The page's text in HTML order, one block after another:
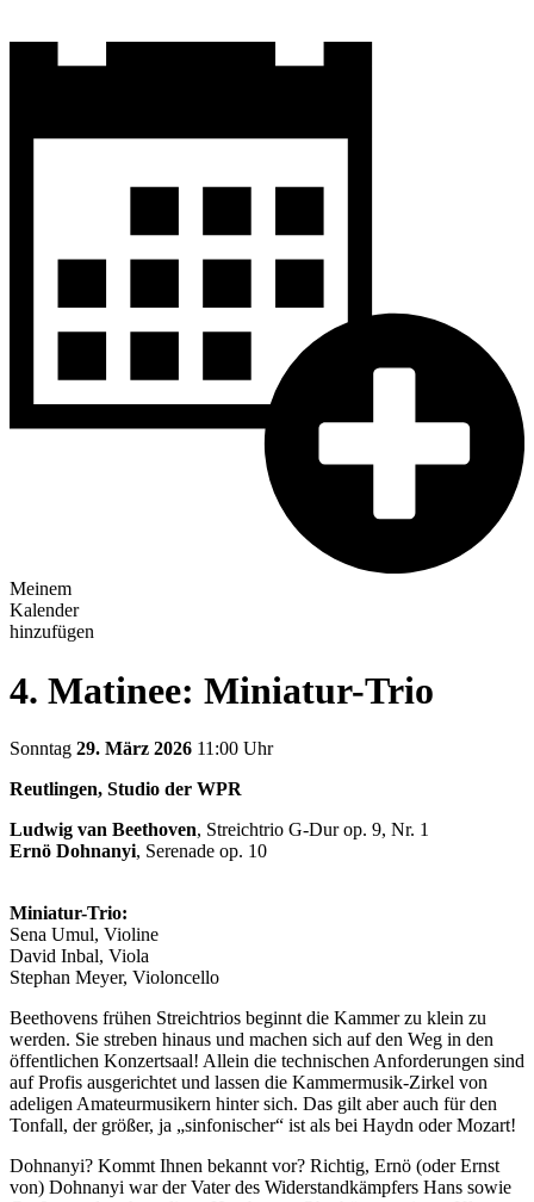
Meinem
Kalender
hinzufügen
4. Matinee: Miniatur-Trio
Sonntag 29. März 2026 11:00 Uhr
Reutlingen, Studio der WPR
Ludwig van Beethoven, Streichtrio G-Dur op. 9, Nr. 1
Ernö Dohnanyi, Serenade op. 10
Miniatur-Trio:
Sena Umul, Violine
David Inbal, Viola
Stephan Meyer, Violoncello
Beethovens frühen Streichtrios beginnt die Kammer zu klein zu
werden. Sie streben hinaus und machen sich auf den Weg in den
öffentlichen Konzertsaal! Allein die technischen Anforderungen sind
auf Profis ausgerichtet und lassen die Kammermusik-Zirkel von
adeligen Amateurmusikern hinter sich. Das gilt aber auch für den
Tonfall, der größer, ja „sinfonischer“ ist als bei Haydn oder Mozart!
Dohnanyi? Kommt Ihnen bekannt vor? Richtig, Ernö (oder Ernst
von) Dohnanyi war der Vater des Widerstandkämpfers Hans sowie